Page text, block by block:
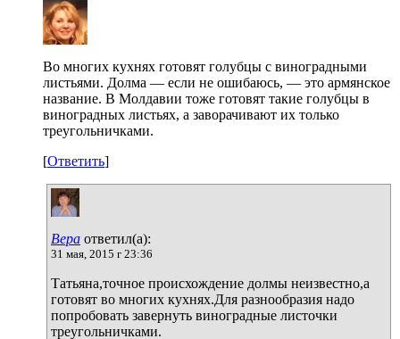
Во многих кухнях готовят голубцы с виноградными
листьями. Долма — если не ошибаюсь, — это армянское
название. В Молдавии тоже готовят такие голубцы в
виноградных листьях, а заворачивают их только
треугольничками.
[Ответить]
Вера ответил(а):
31 мая, 2015 г 23:36
Татьяна,точное происхождение долмы неизвестно,а
готовят во многих кухнях.Для разнообразия надо
попробовать завернуть виноградные листочки
треугольничками.